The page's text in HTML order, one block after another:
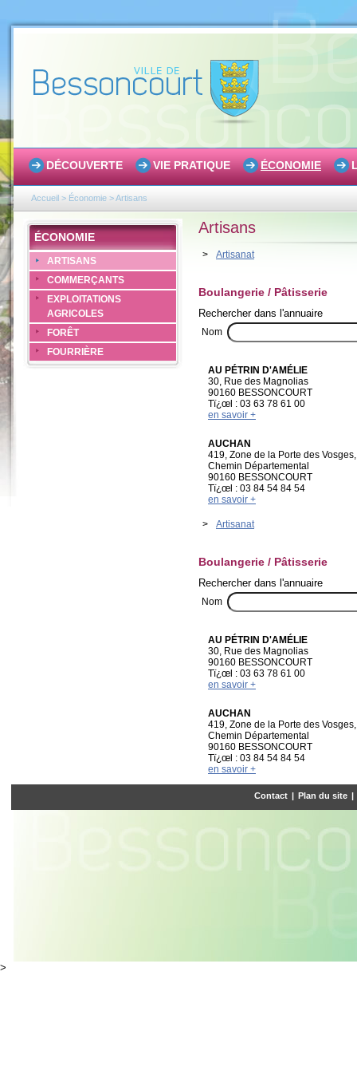
DÉCOUVERTE VIE PRATIQUE ÉCONOMIE
Accueil > Économie >Artisans
ÉCONOMIE
ARTISANS
COMMERÇANTS
EXPLOITATIONS
AGRICOLES
FORÊT
FOURRIÈRE
Artisans
> Artisanat
Boulangerie / Pâtisserie
Rechercher dans l'annuaire
Nom
AU PÉTRIN D'AMÉLIE
30, Rue des Magnolias
90160 BESSONCOURT
Tï¿œl : 03 63 78 61 00
en savoir +
AUCHAN
419, Zone de la Porte des Vosges,
Chemin Départemental
90160 BESSONCOURT
Tï¿œl : 03 84 54 84 54
en savoir +
> Artisanat
Boulangerie / Pâtisserie
Rechercher dans l'annuaire
Nom
AU PÉTRIN D'AMÉLIE
30, Rue des Magnolias
90160 BESSONCOURT
Tï¿œl : 03 63 78 61 00
en savoir +
AUCHAN
419, Zone de la Porte des Vosges,
Chemin Départemental
90160 BESSONCOURT
Tï¿œl : 03 84 54 84 54
en savoir +
Contact Plan du site
>